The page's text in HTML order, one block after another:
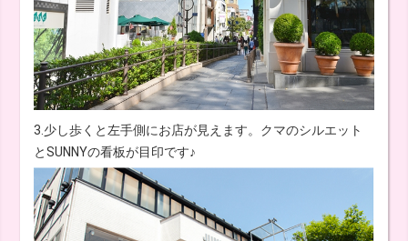
3.少し歩くと左手側にお店が見えます。クマのシルエット
とSUNNYの看板が目印です♪